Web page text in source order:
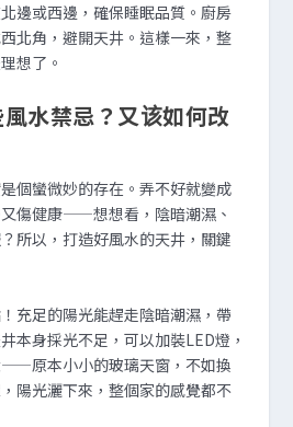
邊或西邊，確保睡眠品質。廚房
北角，避開天井。這樣一來，整
想了。
水禁忌？又该如何改
個蠻微妙的存在。弄不好就變成
又傷健康——想想看，陰暗潮濕、
所以，打造好風水的天井，關鍵
充足的陽光能趕走陰暗潮濕，帶
本身採光不足，可以加裝LED燈，
原本小小的玻璃天窗，不如換
陽光灑下來，整個家的感覺都不